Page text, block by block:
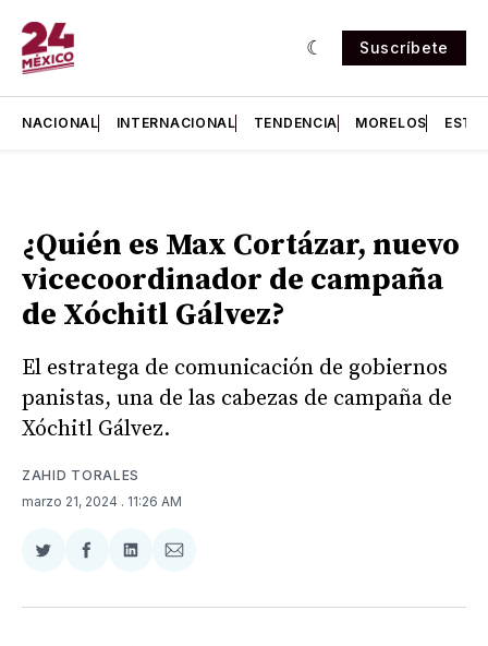
Suscríbete
NACIONAL INTERNACIONAL TENDENCIA MORELOS
¿Quién es Max Cortázar, nuevo
vicecoordinador de campaña
de Xóchitl Gálvez?
El estratega de comunicación de gobiernos
panistas, una de las cabezas de campaña de
Xóchitl Gálvez.
ZAHID TORALES
marzo 21, 2024 . 11:26 AM
Compartir
Twitter
Compartir
Facebook
Compartir
LinkedIn
Compartir
Email